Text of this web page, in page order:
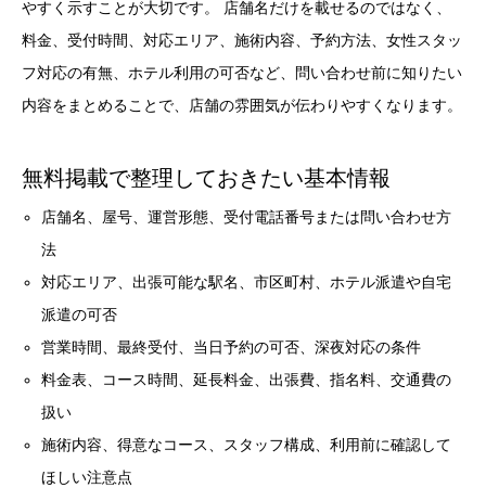
やすく示すことが大切です。 店舗名だけを載せるのではなく、
料金、受付時間、対応エリア、施術内容、予約方法、女性スタッ
フ対応の有無、ホテル利用の可否など、問い合わせ前に知りたい
内容をまとめることで、店舗の雰囲気が伝わりやすくなります。
無料掲載で整理しておきたい基本情報
店舗名、屋号、運営形態、受付電話番号または問い合わせ方
法
対応エリア、出張可能な駅名、市区町村、ホテル派遣や自宅
派遣の可否
営業時間、最終受付、当日予約の可否、深夜対応の条件
料金表、コース時間、延長料金、出張費、指名料、交通費の
扱い
施術内容、得意なコース、スタッフ構成、利用前に確認して
ほしい注意点